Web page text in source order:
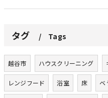
タグ Tags
越谷市 ハウスクリーニング
レンジフード 浴室 床 ベ